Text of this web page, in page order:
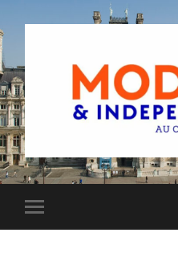
Toggle
mobile